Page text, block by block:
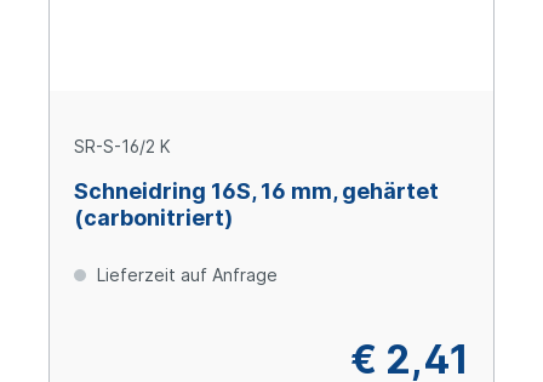
SR-S-16/2 K
Schneidring 16S, 16 mm, gehärtet
(carbonitriert)
Lieferzeit auf Anfrage
€ 2,41